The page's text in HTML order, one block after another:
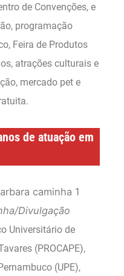
de Convenções, e
programação
Feira de Produtos
atrações culturais e
mercado pet e
de atuação em
Divulgação
Universitário de
(PROCAPE),
(UPE),